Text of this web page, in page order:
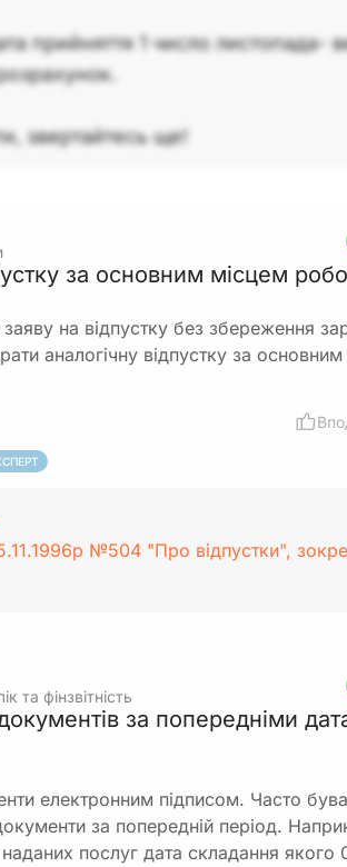
прийняття 1 число листопада-
звертайтесь ще!
за основним місцем
на відпустку без збереження
аналогічну відпустку за
№504 "Про відпустки",
та фінзвітність
за попередніми
електронним підписом. Часто
за попередній період.
послуг дата складання якого